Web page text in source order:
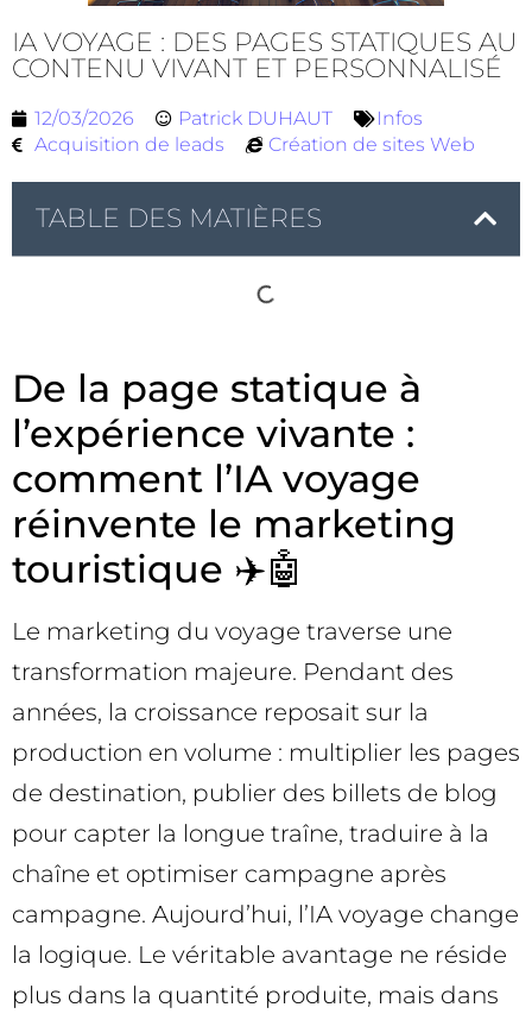
IA VOYAGE : DES PAGES STATIQUES AU
CONTENU VIVANT ET PERSONNALISÉ
12/03/2026 Patrick DUHAUT
Infos
Acquisition de leads
Création de sites Web
TABLE DES MATIÈRES
De la page statique à
l’expérience vivante :
comment l’IA voyage
réinvente le marketing
touristique ✈️🤖
Le marketing du voyage traverse une
transformation majeure. Pendant des
années, la croissance reposait sur la
production en volume : multiplier les pages
de destination, publier des billets de blog
pour capter la longue traîne, traduire à la
chaîne et optimiser campagne après
campagne. Aujourd’hui, l’IA voyage change
la logique. Le véritable avantage ne réside
plus dans la quantité produite, mais dans